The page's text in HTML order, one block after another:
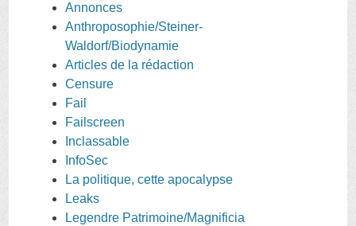
Annonces
Anthroposophie/Steiner-
Waldorf/Biodynamie
Articles de la rédaction
Censure
Fail
Failscreen
Inclassable
InfoSec
La politique, cette apocalypse
Leaks
Legendre Patrimoine/Magnificia